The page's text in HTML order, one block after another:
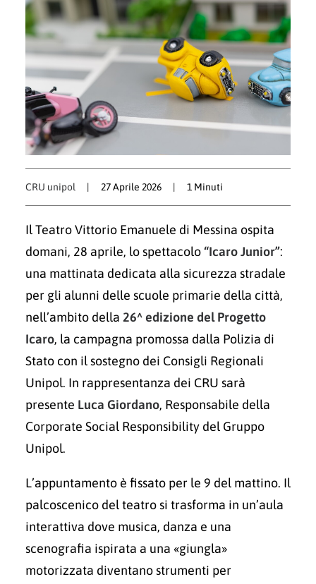
CRU unipol | 27 Aprile 2026 | 1 Minuti
Il Teatro Vittorio Emanuele di Messina ospita
domani, 28 aprile, lo spettacolo“Icaro Junior”:
una mattinata dedicata alla sicurezza stradale
per gli alunni delle scuole primarie della città,
nell’ambito della 26^ edizione del Progetto
Icaro, la campagna promossa dalla Polizia di
Stato con il sostegno dei Consigli Regionali
Unipol. In rappresentanza dei CRU sarà
presente Luca Giordano, Responsabile della
Corporate Social Responsibility del Gruppo
Unipol.
L’appuntamento è fissato per le 9 del mattino. Il
palcoscenico del teatro si trasforma in un’aula
interattiva dove musica, danza e una
scenografia ispirata a una «giungla»
motorizzata diventano strumenti per